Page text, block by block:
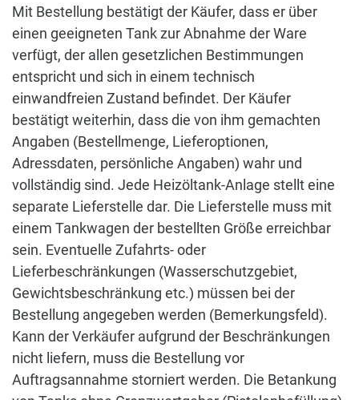
Mit Bestellung bestätigt der Käufer, dass er über
einen geeigneten Tank zur Abnahme der Ware
verfügt, der allen gesetzlichen Bestimmungen
entspricht und sich in einem technisch
einwandfreien Zustand befindet. Der Käufer
bestätigt weiterhin, dass die von ihm gemachten
Angaben (Bestellmenge, Lieferoptionen,
Adressdaten, persönliche Angaben) wahr und
vollständig sind. Jede Heizöltank-Anlage stellt eine
separate Lieferstelle dar. Die Lieferstelle muss mit
einem Tankwagen der bestellten Größe erreichbar
sein. Eventuelle Zufahrts- oder
Lieferbeschränkungen (Wasserschutzgebiet,
Gewichtsbeschränkung etc.) müssen bei der
Bestellung angegeben werden (Bemerkungsfeld).
Kann der Verkäufer aufgrund der Beschränkungen
nicht liefern, muss die Bestellung vor
Auftragsannahme storniert werden. Die Betankung